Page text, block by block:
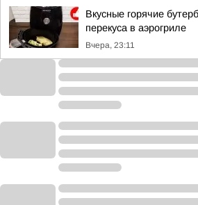
Вкусные горячие
перекуса в аэрогриле
Вчера, 23:11